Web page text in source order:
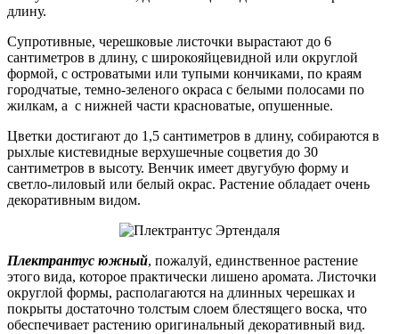
длину.
Супротивные, черешковые листочки вырастают до 6
сантиметров в длину, с широкояйцевидной или округлой
формой, с островатыми или тупыми кончиками, по краям
городчатые, темно-зеленого окраса с белыми полосами по
жилкам, а с нижней части красноватые, опушенные.
Цветки достигают до 1,5 сантиметров в длину, собираются в
рыхлые кистевидные верхушечные соцветия до 30
сантиметров в высоту. Венчик имеет двугубую форму и
светло-лиловый или белый окрас. Растение обладает очень
декоративным видом.
Плектрантус южный, пожалуй, единственное растение
этого вида, которое практически лишено аромата. Листочки
округлой формы, располагаются на длинных черешках и
покрыты достаточно толстым слоем блестящего воска, что
обеспечивает растению оригинальный декоративный вид.